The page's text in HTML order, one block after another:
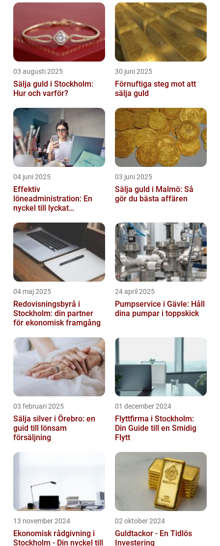
03 augusti 2025
Sälja guld i Stockholm:
Hur och varför?
30 juni 2025
Förnuftiga steg mot att
sälja guld
04 juni 2025
Effektiv
löneadministration: En
nyckel till lyckat
03 juni 2025
Sälja guld i Malmö: Så
gör du bästa affären
04 maj 2025
Redovisningsbyrå i
Stockholm: din partner
för ekonomisk framgång
24 april 2025
Pumpservice i Gävle: Håll
dina pumpar i toppskick
03 februari 2025
Sälja silver i Örebro: en
guid till lönsam
försäljning
01 december 2024
Flyttfirma i Stockholm:
Din Guide till en Smidig
Flytt
13 november 2024
Ekonomisk rådgivning i
Stockholm - Din nyckel till
02 oktober 2024
Guldtackor - En Tidlös
Investering